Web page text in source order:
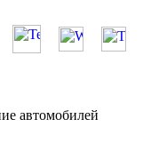
автомобилей